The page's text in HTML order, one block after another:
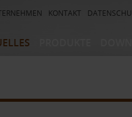
KONTAKT
Abdichtsysteme